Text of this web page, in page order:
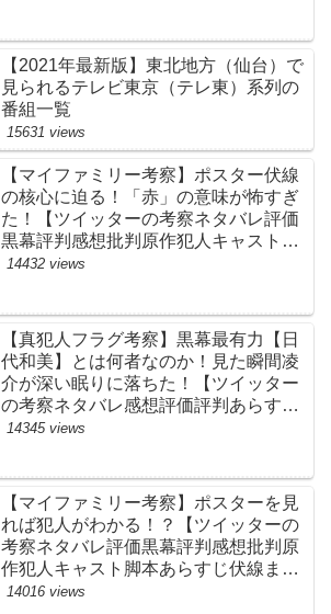
【2021年最新版】東北地方（仙台）で
見られるテレビ東京（テレ東）系列の
番組一覧
15631 views
【マイファミリー考察】ポスター伏線
の核心に迫る！「赤」の意味が怖すぎ
た！【ツイッターの考察ネタバレ評価
黒幕評判感想批判原作犯人キャスト脚
本あらすじ伏線まとめ】
14432 views
【真犯人フラグ考察】黒幕最有力【日
代和美】とは何者なのか！見た瞬間凌
介が深い眠りに落ちた！【ツイッター
の考察ネタバレ感想評価評判あらすじ
原作犯人キャスト黒幕伏線まとめ】
14345 views
【マイファミリー考察】ポスターを見
れば犯人がわかる！？【ツイッターの
考察ネタバレ評価黒幕評判感想批判原
作犯人キャスト脚本あらすじ伏線まと
め】
14016 views